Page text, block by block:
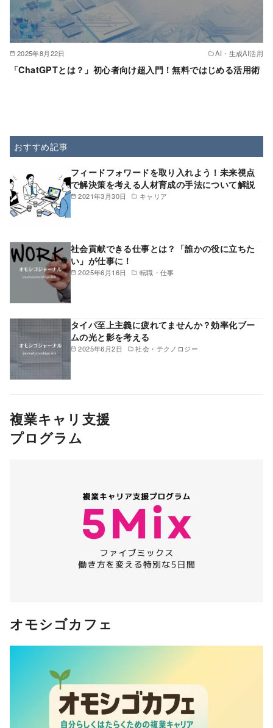
2025年8月22日 AI・生成AI活用
「ChatGPTとは？」初心者向け超入門！無料ではじめる活用術
おすすめ記事
2021年3月30日 キャリア
フィードフォワードを取り入れよう！未来視点
で解決策を考える人材育成の手法について解説
2025年6月16日 転職・仕事
社会貢献できる仕事とは？「誰かの役に立ちた
い」が仕事に！
2025年6月2日 社会・テクノロジー
タイパ至上主義に疲れてませんか？効率化ブー
ムの光と影を考える
複業キャリ支援
プログラム
オモシゴカフェ